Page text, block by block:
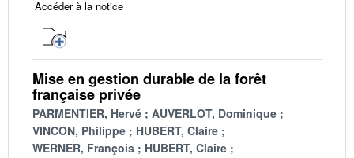
Accéder à la notice
Mise en gestion durable de la forêt
française privée
PARMENTIER, Hervé
AUVERLOT, Dominique
VINCON, Philippe
HUBERT, Claire
WERNER, François
HUBERT, Claire